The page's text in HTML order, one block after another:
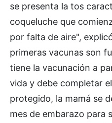
se presenta la tos
coqueluche que
por falta de aire",
primeras vacunas son
tiene la vacunación a
vida y debe completar
protegido, la mamá se
mes de embarazo para